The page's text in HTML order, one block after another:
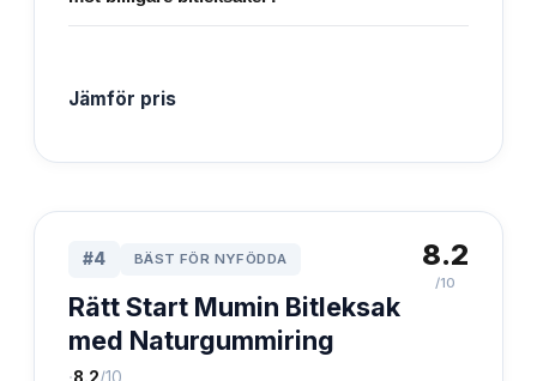
Jämför pris
#4 BÄST FÖR NYFÖDDA
Rätt Start Mumin Bitleksak
med Naturgummiring
8.2
/10